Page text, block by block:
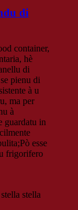
di
container,
hè
di
pienu di
à u
ma per
à
guardatu in
esse
frigorifero